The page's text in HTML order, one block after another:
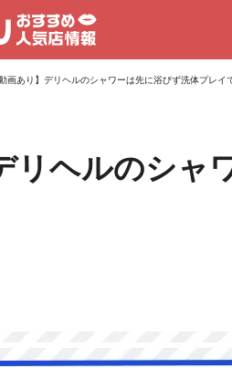
動画あり】デリヘルのシャワーは先に浴びず洗体プレイ
リヘルのシ